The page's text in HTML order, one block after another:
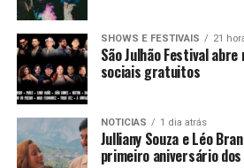
SHOWS E FESTIVAIS 21
São Julhão Festival
sociais gratuitos
NOTICIAS 1 dia atrás
Julliany Souza e Léo
primeiro aniversário